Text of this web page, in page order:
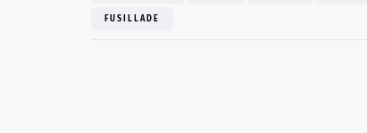
FUSILLADE